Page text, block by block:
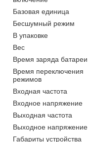
Базовая единица
Бесшумный режим
В упаковке
Вес
Время заряда батареи
Время переключения
режимов
Входная частота
Входное напряжение
Выходная частота
Выходное напряжение
Габариты устройства